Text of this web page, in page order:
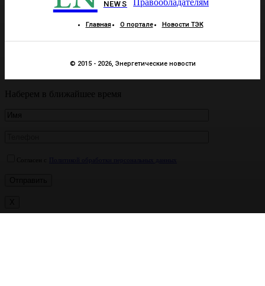
NEWS
Правообладателям
Главная О портале Новости ТЭК
© 2015 - 2026, Энергетические новости
Наберем в ближайшее время